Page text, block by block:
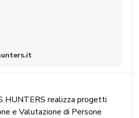
HUNTERS realizza progetti
e Valutazione di Persone